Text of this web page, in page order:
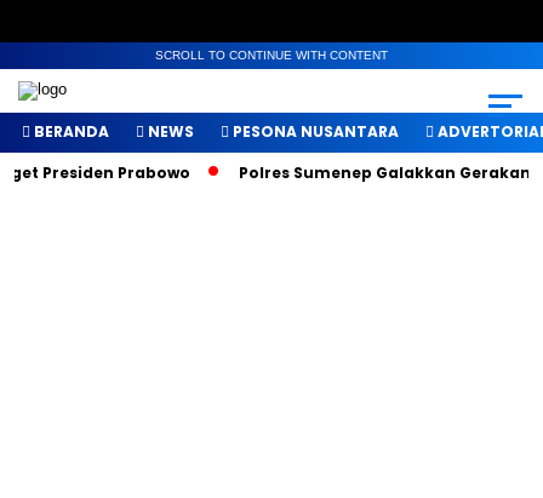
SCROLL TO CONTINUE WITH CONTENT
BERANDA NEWS PESONA NUSANTARA
Presiden Prabowo
Polres Sumenep Galakkan Gerakan